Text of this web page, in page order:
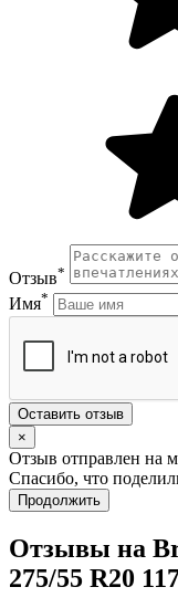
Отзыв*
Имя*
Оставить отзыв
×
Отзыв отправлен на
Спасибо, что
Продолжить
Отзывы на
275/55 R20